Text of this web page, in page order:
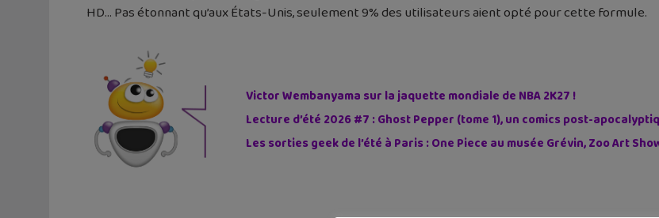
HD… Pas étonnant qu’aux États-Unis, seulement 9% des utilisateurs aient opté pour cette formule.
Victor Wembanyama sur la jaquette mondiale de NBA 2K27 !
Lecture d’été 2026 #7 : Ghost Pepper (tome 1), un comics post-
Les sorties geek de l’été à Paris : One Piece au musée Grévin, Zoo Art